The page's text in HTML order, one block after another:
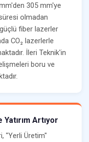
305 mm'ye
olmadan
fiber lazerler
CO₂ lazerlerle
İleri Teknik'in
boru ve
Artıyor
"Yerli Üretim"